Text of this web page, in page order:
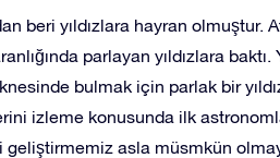
beri yıldızlara hayran olmuştur.
parlayan yıldızlara
bulmak için parlak bir
izleme konusunda ilk
asla müsmkün